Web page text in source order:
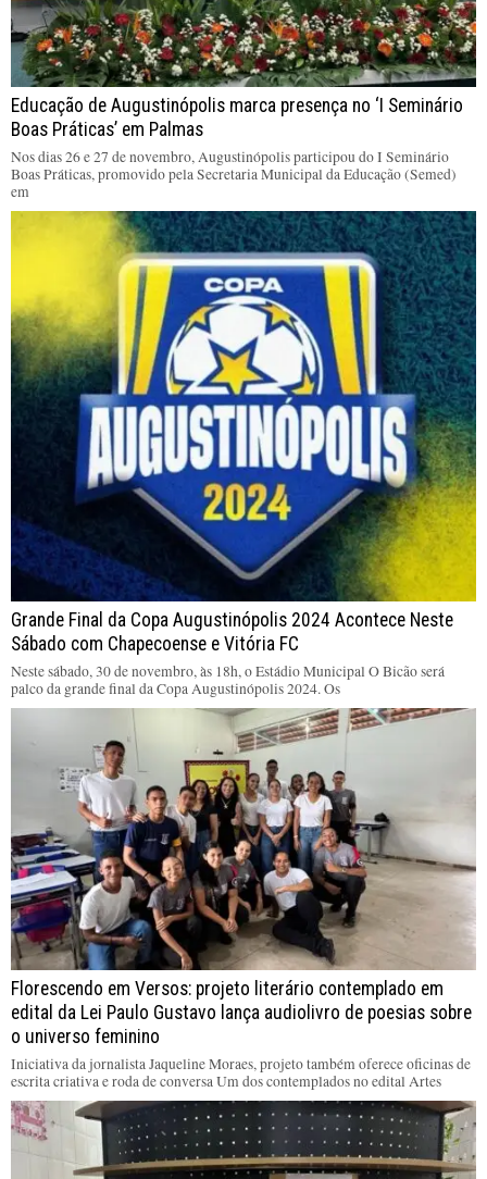
Educação de Augustinópolis marca presença no ‘I Seminário
Boas Práticas’ em Palmas
Nos dias 26 e 27 de novembro, Augustinópolis participou do I Seminário
Boas Práticas, promovido pela Secretaria Municipal da Educação (Semed)
em
Grande Final da Copa Augustinópolis 2024 Acontece Neste
Sábado com Chapecoense e Vitória FC
Neste sábado, 30 de novembro, às 18h, o Estádio Municipal O Bicão será
palco da grande final da Copa Augustinópolis 2024. Os
Florescendo em Versos: projeto literário contemplado em
edital da Lei Paulo Gustavo lança audiolivro de poesias sobre
o universo feminino
Iniciativa da jornalista Jaqueline Moraes, projeto também oferece oficinas de
escrita criativa e roda de conversa Um dos contemplados no edital Artes